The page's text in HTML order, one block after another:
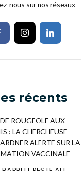
nous sur nos réseaux
récents
ROUGEOLE AUX
: LA CHERCHEUSE
ALERTE SUR LA
VACCINALE